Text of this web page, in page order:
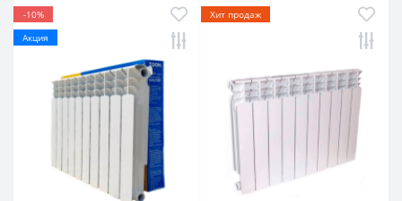
-10%
Акция
Хит продаж